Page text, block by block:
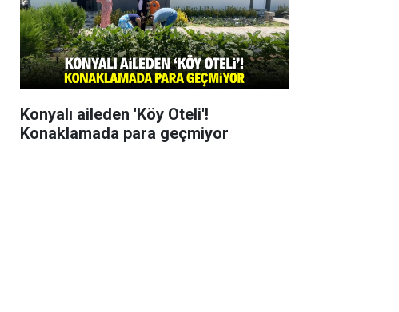
Konyalı aileden 'Köy Oteli'!
Konaklamada para geçmiyor